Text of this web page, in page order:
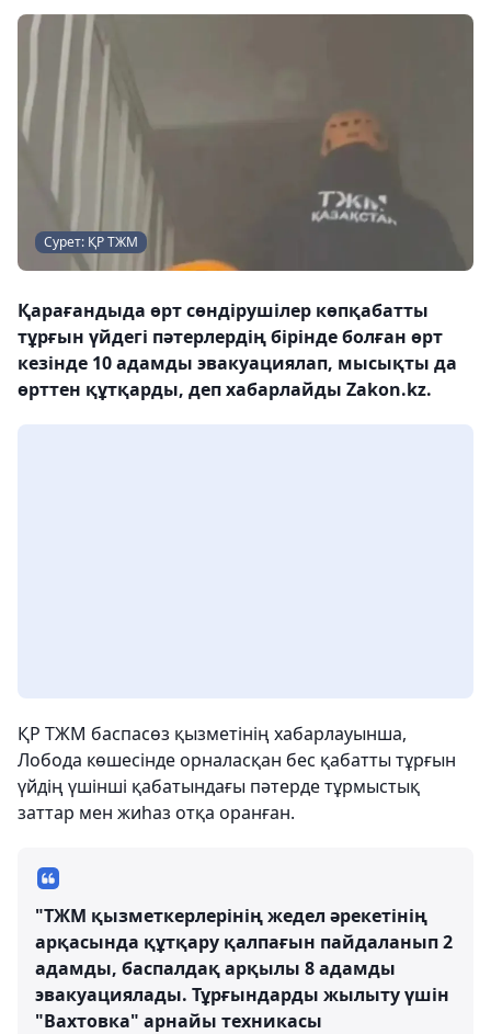
Сурет: ҚР ТЖМ
Қарағандыда өрт сөндірушілер көпқабатты
тұрғын үйдегі пәтерлердің бірінде болған өрт
кезінде 10 адамды эвакуациялап, мысықты да
өрттен құтқарды, деп хабарлайды Zakon.kz.
ҚР ТЖМ баспасөз қызметінің хабарлауынша,
Лобода көшесінде орналасқан бес қабатты тұрғын
үйдің үшінші қабатындағы пәтерде тұрмыстық
заттар мен жиһаз отқа оранған.
"ТЖМ қызметкерлерінің жедел әрекетінің
арқасында құтқару қалпағын пайдаланып 2
адамды, баспалдақ арқылы 8 адамды
эвакуациялады. Тұрғындарды жылыту үшін
"Вахтовка" арнайы техникасы